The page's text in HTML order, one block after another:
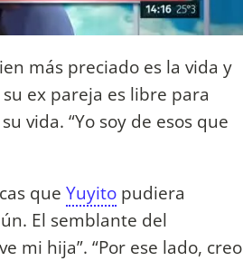
más preciado es la vida y
ex pareja es libre para
vida. “Yo soy de esos que
que Yuyito pudiera
El semblante del
mi hija”. “Por ese lado, creo